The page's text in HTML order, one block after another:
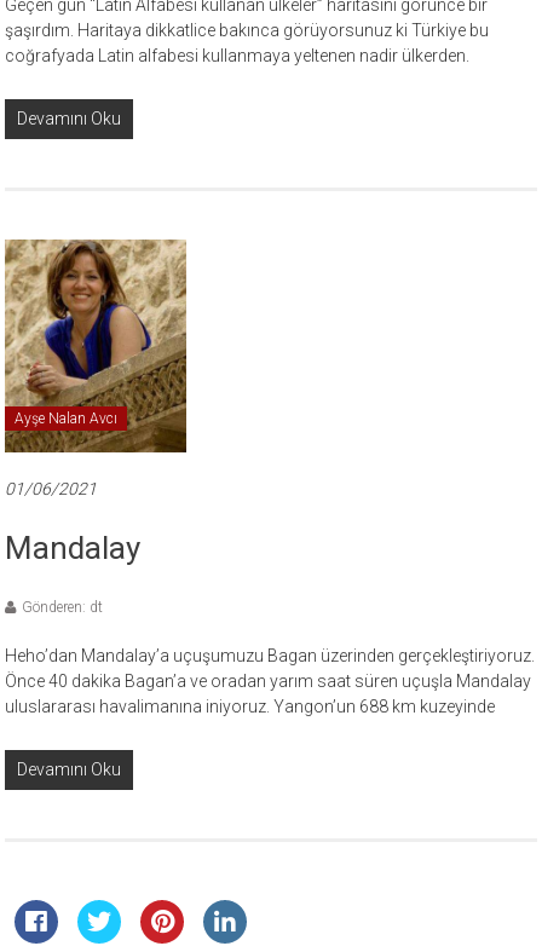
Geçen gün “Latin Alfabesi kullanan ülkeler” haritasını görünce bir
şaşırdım. Haritaya dikkatlice bakınca görüyorsunuz ki Türkiye bu
coğrafyada Latin alfabesi kullanmaya yeltenen nadir ülkerden.
Devamını Oku
Ayşe Nalan Avcı
01/06/2021
Mandalay
Gönderen: dt
Heho’dan Mandalay’a uçuşumuzu Bagan üzerinden gerçekleştiriyoruz.
Önce 40 dakika Bagan’a ve oradan yarım saat süren uçuşla Mandalay
uluslararası havalimanına iniyoruz. Yangon’un 688 km kuzeyinde
Devamını Oku